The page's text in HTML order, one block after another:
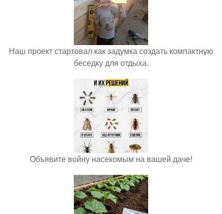
Наш проект стартовал как задумка создать компактную
беседку для отдыха.
Объявите войну насекомым на вашей даче!